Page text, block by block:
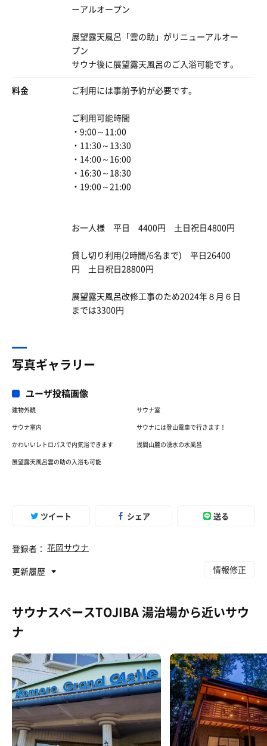
サウナの合間に出されるトマト🍅。甘酸っぱくて美味
が異常に美味かった🥒
こゆ気遣い嬉しいわ〜🤤
失敗したらあかん回で少し失敗したんは後悔🥲
明日のthesaunaはミスらんぞ‼️
ーアルオープン
展望露天風呂「雲の助」がリニューアルオー
プン
サウナ後に展望露天風呂のご入浴可能です。
料金 ご利用には事前予約が必要です。
ご利用可能時間
・9:00～11:00
・11:30～13:30
・14:00～16:00
・16:30～18:30
・19:00～21:00
お一人様 平日 4400円 土日祝日4800円
貸し切り利用(2時間/6名まで) 平日26400
円 土日祝日28800円
展望露天風呂改修工事のため2024年８月６日
までは3300円
写真ギャラリー
ユーザ投稿画像
建物外観
サウナ室
サウナ室内
サウナには登山電車で行きます！
かわいいレトロバスで内気浴できます
浅間山麓の湧水の水風呂
展望露天風呂雲の助の入浴も可能
ツイート シェア 送る
登録者： 花岡サウナ
更新履歴
情報修正
サウナスペースTOJIBA 湯治場から近いサウ
ナ